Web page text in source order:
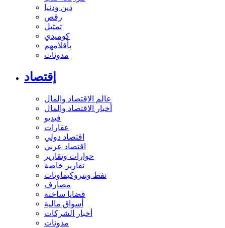
دين ودنيا
رقص
تمثيل
كوميدي
بأقلامهم
مدونات
إقتصاد
عالم الاقتصاد والمال
أخبار الاقتصاد والمال
فيديو
عقارات
اقتصاد دولي
اقتصاد عربي
حوارات وتقارير
تقارير خاصة
نفط وبتروكيماويات
مصارف
قضايا ساخنة
أسواق مالية
أخبار الشركات
مدونات